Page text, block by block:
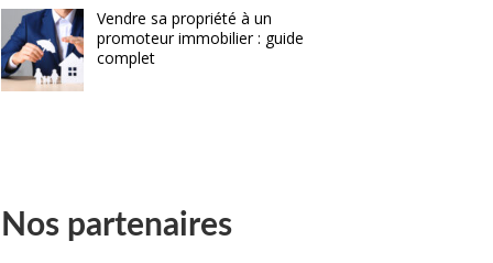
Vendre sa propriété à un
promoteur immobilier : guide
complet
Nos partenaires